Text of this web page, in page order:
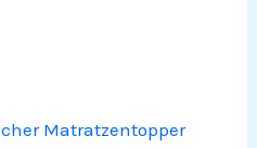
Matratzentopper